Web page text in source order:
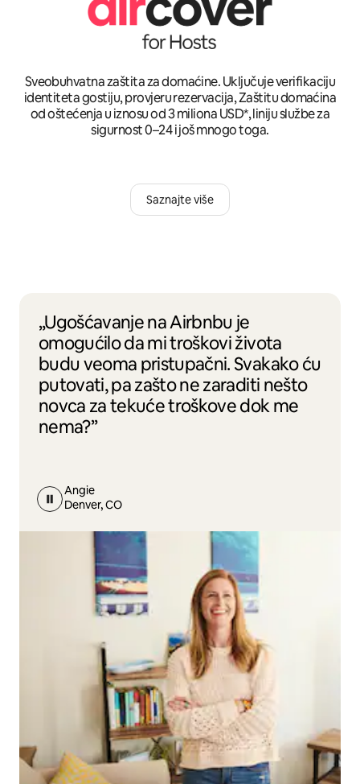
Sveobuhvatna zaštita za domaćine. Uključuje verifikaciju
identiteta gostiju, provjeru rezervacija, Zaštitu domaćina
od oštećenja u iznosu od 3 miliona USD*, liniju službe za
sigurnost 0–24 i još mnogo toga.
Saznajte više
„Ugošćavanje na Airbnbu je
omogućilo da mi troškovi života
budu veoma pristupačni. Svakako ću
putovati, pa zašto ne zaraditi nešto
novca za tekuće troškove dok me
nema?”
Angie
Denver, CO